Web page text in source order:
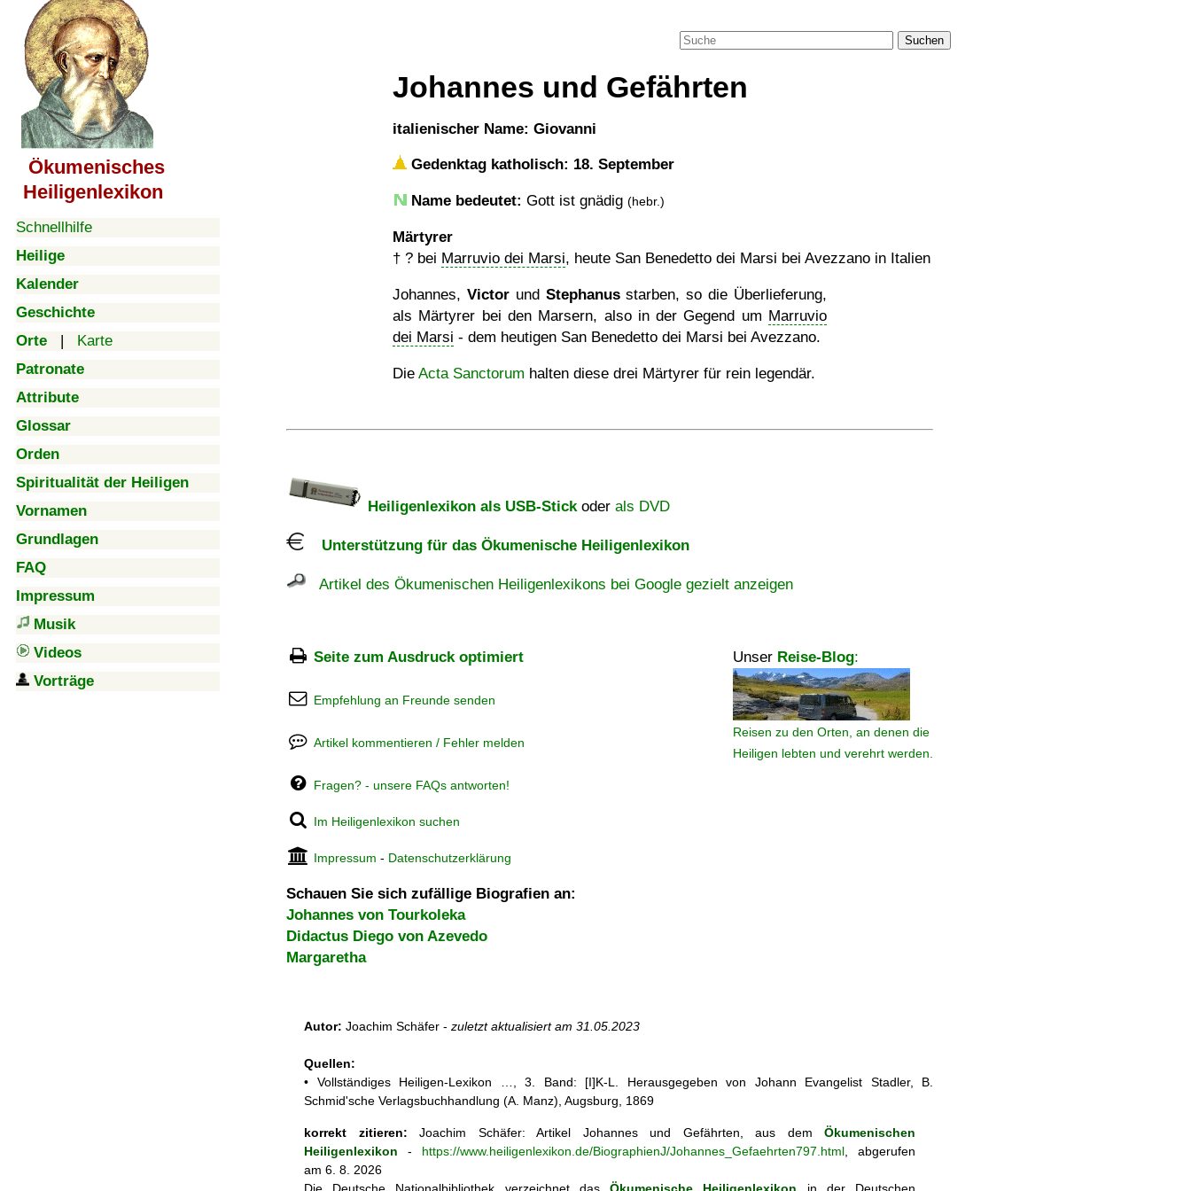
Ökumenisches
Heiligenlexikon
Schnellhilfe
Heilige
Kalender
Geschichte
Orte | Karte
Patronate
Attribute
Glossar
Orden
Spiritualität der Heiligen
Vornamen
Grundlagen
FAQ
Impressum
Musik
Videos
Vorträge
Suchen
Johannes und Gefährten
italienischer Name: Giovanni
Gedenktag katholisch: 18. September
Name bedeutet: Gott ist gnädig (hebr.)
Märtyrer
† ? bei Marruvio dei Marsi, heute San Benedetto dei Marsi bei Avezzano in Italien
Johannes, Victorund Stephanusstarben, so die Überlieferung,
als Märtyrer bei den Marsern, also in der Gegend um Marruvio
dei Marsi - dem heutigen San Benedetto dei Marsi bei Avezzano.
Die Acta Sanctorum halten diese drei Märtyrer für rein legendär.
Heiligenlexikon als USB-Stickoder als DVD
Unterstützung für das Ökumenische Heiligenlexikon
Artikel des Ökumenischen Heiligenlexikons bei Google gezielt anzeigen
Seite zum Ausdruck optimiert Unser Reise-Blog:
Reisen zu den Orten, an denen die
Heiligen lebten und verehrt werden.
Empfehlung an Freunde senden
Artikel kommentieren / Fehler melden
Fragen? - unsere FAQs antworten!
Im Heiligenlexikon suchen
Impressum - Datenschutzerklärung
Schauen Sie sich zufällige Biografien an:
Johannes von Tourkoleka
Didactus Diego von Azevedo
Margaretha
Autor: Joachim Schäfer - zuletzt aktualisiert am 31.05.2023
Quellen:
• Vollständiges Heiligen-Lexikon …, 3. Band: [I]K-L. Herausgegeben von Johann Evangelist Stadler, B.
Schmid'sche Verlagsbuchhandlung (A. Manz), Augsburg, 1869
korrekt zitieren: Joachim Schäfer: Artikel Johannes und Gefährten, aus dem Ökumenischen
Heiligenlexikon - https://www.heiligenlexikon.de/BiographienJ/Johannes_Gefaehrten797.html , abgerufen
am 6. 8. 2026